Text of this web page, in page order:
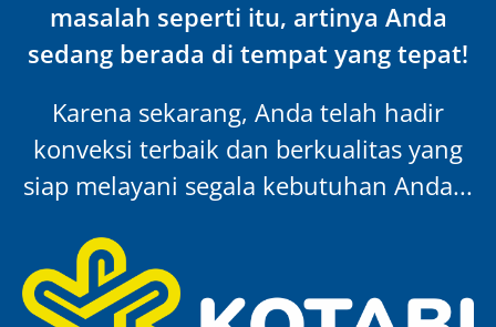
masalah seperti itu, artinya Anda
sedang berada di tempat yang tepat!
Karena sekarang, Anda telah hadir
konveksi terbaik dan berkualitas yang
siap melayani segala kebutuhan Anda...